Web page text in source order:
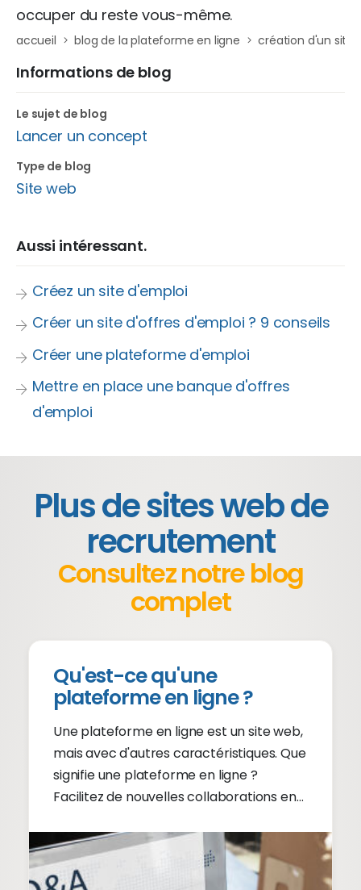
occuper du reste vous-même.
accueil blog de la plateforme en ligne création d'un site
Informations de blog
Le sujet de blog
Lancer un concept
Type de blog
Site web
Aussi intéressant.
Créez un site d'emploi
Créer un site d'offres d'emploi ? 9 conseils
Créer une plateforme d'emploi
Mettre en place une banque d'offres
d'emploi
Plus de sites web de
recrutement
Consultez notre blog
complet
Qu'est-ce qu'une
plateforme en ligne ?
Une plateforme en ligne est un site web,
mais avec d'autres caractéristiques. Que
signifie une plateforme en ligne ?
Facilitez de nouvelles collaborations en